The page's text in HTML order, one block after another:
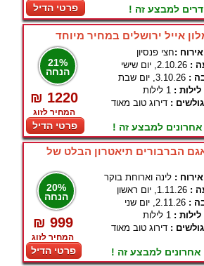
פרטי הדיל
אייל ירושלים במחיר מיוחד
21%
הנחה
₪ 1220
המחיר לזוג
פרטי הדיל
:חצי פנסיון
: 2.10.26, יום שישי
: 3.10.26, יום שבת
: 1 לילות
: דירוג טוב מאוד
אחרונים למבצע זה !
הברבורים תיאטרון הבלט של
20%
הנחה
₪ 999
המחיר לזוג
פרטי הדיל
: לינה וארוחת בוקר
: 1.11.26, יום ראשון
: 2.11.26, יום שני
: 1 לילות
: דירוג טוב מאוד
אחרונים למבצע זה !